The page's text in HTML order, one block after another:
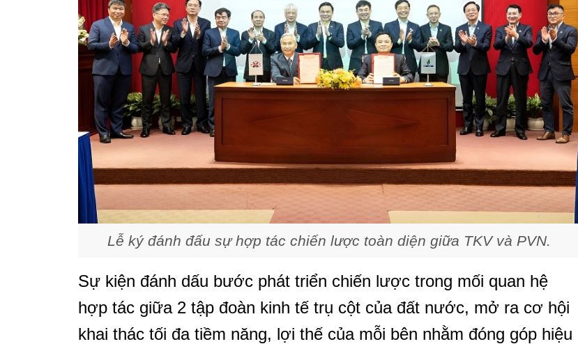
Lễ ký đánh đấu sự hợp tác chiến lược toàn diện giữa TKV và PVN.
Sự kiện đánh dấu bước phát triển chiến lược trong mối quan hệ
hợp tác giữa 2 tập đoàn kinh tế trụ cột của đất nước, mở ra cơ hội
khai thác tối đa tiềm năng, lợi thế của mỗi bên nhằm đóng góp hiệu